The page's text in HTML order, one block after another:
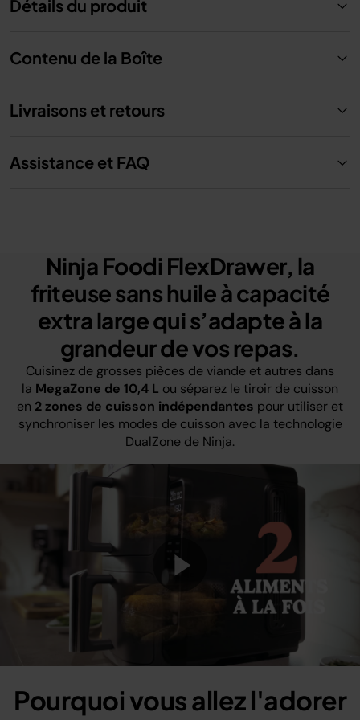
Détails du produit
Contenu de la Boîte
Livraisons et retours
Assistance et FAQ
Play
Video
Ninja Foodi FlexDrawer, la
friteuse sans huile à capacité
extra large qui s’adapte à la
grandeur de vos repas.
Cuisinez de grosses pièces de viande et autres dans
la MegaZone de 10,4 L ou séparez le tiroir de cuisson
en 2 zones de cuisson indépendantes pour utiliser et
synchroniser les modes de cuisson avec la technologie
DualZone de Ninja.
Pourquoi vous allez l'adorer